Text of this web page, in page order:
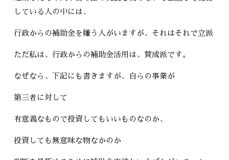
している人の中には、
行政からの補助金を嫌う人がいますが、それはそれで立派
ただ私は、行政からの補助金活用は、賛成派です。
なぜなら、下記にも書きますが、自らの事業が
第三者に対して
有意義なもので投資してもいいものなのか、
投資しても無意味な物なかのか